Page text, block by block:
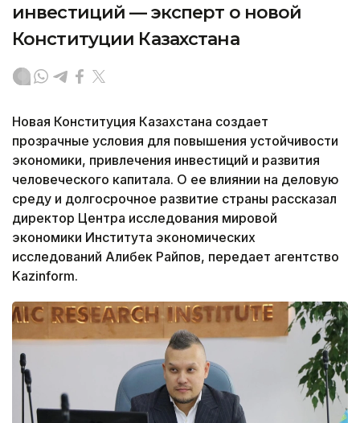
инвестиций — эксперт о новой
Конституции Казахстана
Новая Конституция Казахстана создает
прозрачные условия для повышения устойчивости
экономики, привлечения инвестиций и развития
человеческого капитала. О ее влиянии на деловую
среду и долгосрочное развитие страны рассказал
директор Центра исследования мировой
экономики Института экономических
исследований Алибек Райпов, передает агентство
Kazinform.